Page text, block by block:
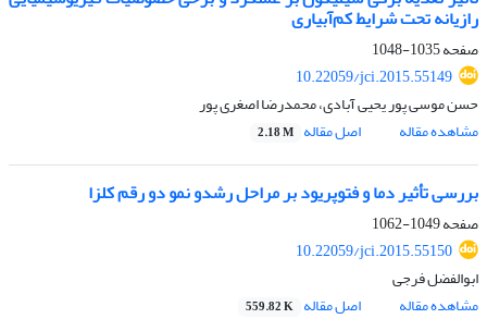
رازیانه تحت شرایط کم‌‌آبیاری
صفحه1035-1048
10.22059/jci.2015.55149
حسن موسی پور یحیی آبادی، محمدرضا اصغری پور
مشاهده مقاله
اصل مقاله 2.18 M
بررسی تأثیر دما و فتوپریود بر مراحل رشدو نمو دو رقم کلزا
صفحه1049-1062
10.22059/jci.2015.55150
ابوالفضل فرجی
مشاهده مقاله
اصل مقاله 559.82 K